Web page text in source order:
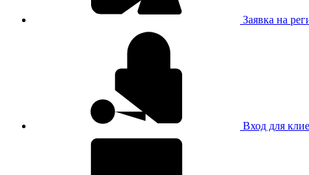
Заявка на
Вход для